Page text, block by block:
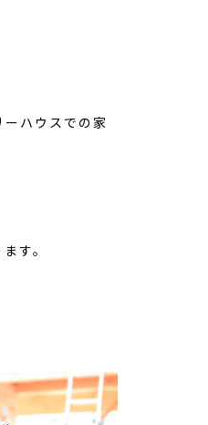
ハウスでの家
す。